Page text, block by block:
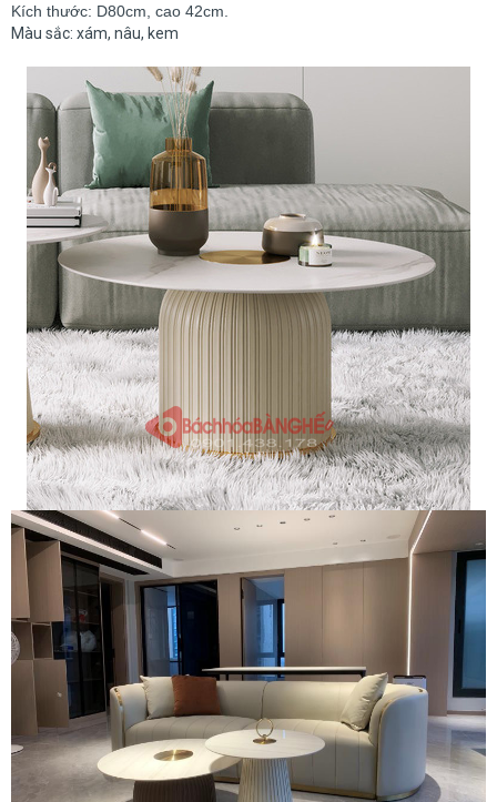
Kích thước: D80cm, cao 42cm.
Màu sắc: xám, nâu, kem